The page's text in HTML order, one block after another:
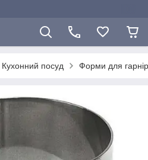
Кухонний посуд Форми для